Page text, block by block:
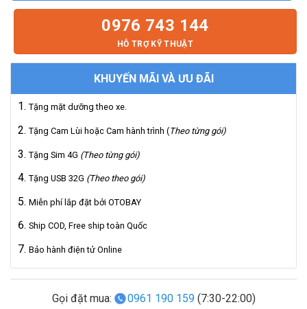
0976 743 144
HỖ TRỢ KỸ THUẬT
KHUYẾN MÃI VÀ ƯU ĐÃI
Tặng mặt dưỡng theo xe.
Tặng Cam Lùi hoặc Cam hành trình (Theo từng gói)
Tặng Sim 4G (Theo từng gói)
Tặng USB 32G (Theo theo gói)
Miễn phí lắp đặt bởi OTOBAY
Ship COD, Free ship toàn Quốc
Bảo hành điện tử Online
Gọi đặt mua: 0961 190 159 (7:30-22:00)